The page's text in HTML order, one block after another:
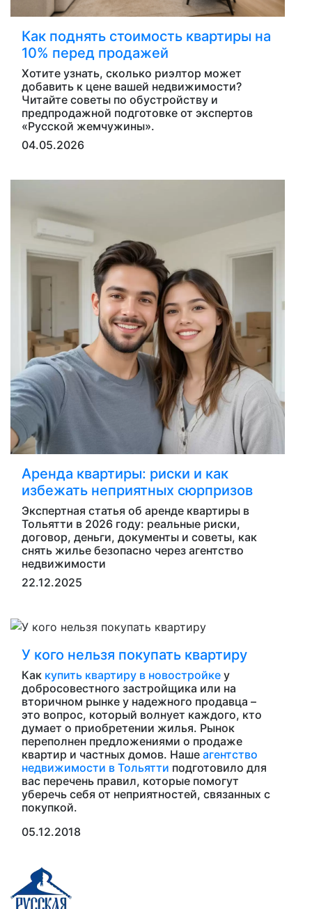
Как поднять стоимость квартиры на
10% перед продажей
Хотите узнать, сколько риэлтор может
добавить к цене вашей недвижимости?
Читайте советы по обустройству и
предпродажной подготовке от экспертов
«Русской жемчужины».
04.05.2026
Аренда квартиры: риски и как
избежать неприятных сюрпризов
Экспертная статья об аренде квартиры в
Тольятти в 2026 году: реальные риски,
договор, деньги, документы и советы, как
снять жилье безопасно через агентство
недвижимости
22.12.2025
У кого нельзя покупать квартиру
Как купить квартиру в новостройке у
добросовестного застройщика или на
вторичном рынке у надежного продавца –
это вопрос, который волнует каждого, кто
думает о приобретении жилья. Рынок
переполнен предложениями о продаже
квартир и частных домов. Наше агентство
недвижимости в Тольятти подготовило для
вас перечень правил, которые помогут
уберечь себя от неприятностей, связанных с
покупкой.
05.12.2018